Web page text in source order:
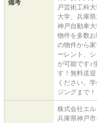
備考
戸芸術工科
大学、兵庫
神戸自動車
物件を多数
の物件から
ーレント、
が可能です♪
す！無料送
ください。
ジングまで！
株式会社エ
兵庫県神戸